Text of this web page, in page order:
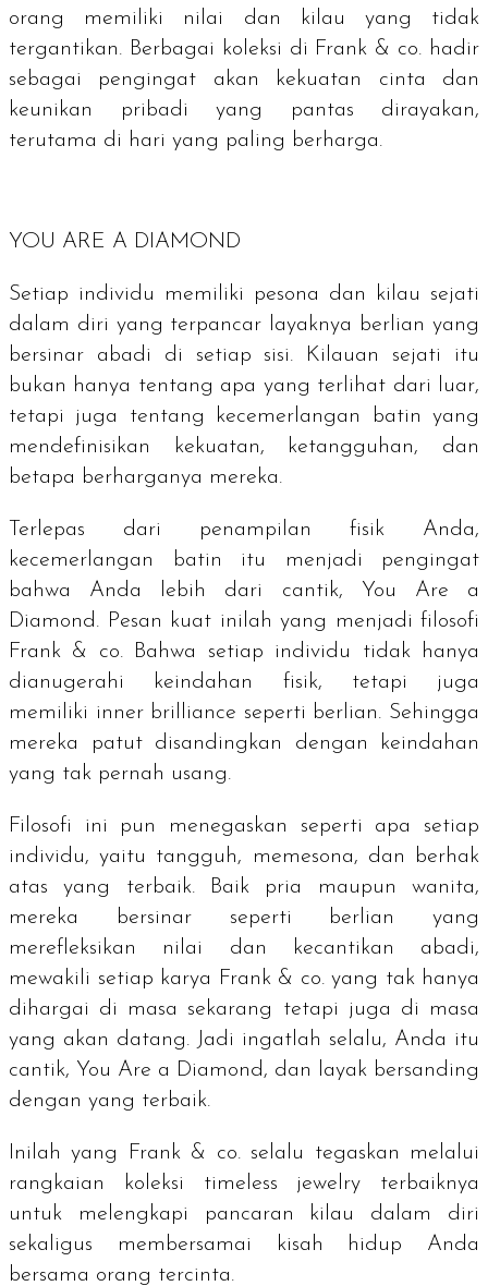
orang memiliki nilai dan kilau yang tidak
tergantikan. Berbagai koleksi di Frank & co. hadir
sebagai pengingat akan kekuatan cinta dan
keunikan pribadi yang pantas dirayakan,
terutama di hari yang paling berharga.
YOU ARE A DIAMOND
Setiap individu memiliki pesona dan kilau sejati
dalam diri yang terpancar layaknya berlian yang
bersinar abadi di setiap sisi. Kilauan sejati itu
bukan hanya tentang apa yang terlihat dari luar,
tetapi juga tentang kecemerlangan batin yang
mendefinisikan kekuatan, ketangguhan, dan
betapa berharganya mereka.
Terlepas dari penampilan fisik Anda,
kecemerlangan batin itu menjadi pengingat
bahwa Anda lebih dari cantik, You Are a
Diamond. Pesan kuat inilah yang menjadi filosofi
Frank & co. Bahwa setiap individu tidak hanya
dianugerahi keindahan fisik, tetapi juga
memiliki inner brilliance seperti berlian. Sehingga
mereka patut disandingkan dengan keindahan
yang tak pernah usang.
Filosofi ini pun menegaskan seperti apa setiap
individu, yaitu tangguh, memesona, dan berhak
atas yang terbaik. Baik pria maupun wanita,
mereka bersinar seperti berlian yang
merefleksikan nilai dan kecantikan abadi,
mewakili setiap karya Frank & co. yang tak hanya
dihargai di masa sekarang tetapi juga di masa
yang akan datang. Jadi ingatlah selalu, Anda itu
cantik, You Are a Diamond , dan layak bersanding
dengan yang terbaik.
Inilah yang Frank & co. selalu tegaskan melalui
rangkaian koleksi timeless jewelry terbaiknya
untuk melengkapi pancaran kilau dalam diri
sekaligus membersamai kisah hidup Anda
bersama orang tercinta.